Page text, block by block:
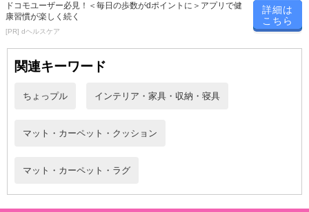
ドコモユーザー必見！＜毎日の歩数がdポイントに＞アプリで健
康習慣が楽しく続く
[PR] dヘルスケア
詳細は
こちら
関連キーワード
ちょっプル インテリア・家具・収納・寝具
マット・カーペット・クッション
マット・カーペット・ラグ